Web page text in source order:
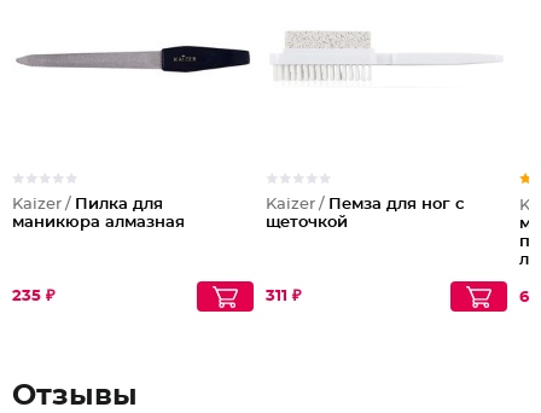
Kaizer / Пилка для
маникюра алмазная
235 ₽
Kaizer / Пемза для ног с
щеточкой
311 ₽
Отзывы